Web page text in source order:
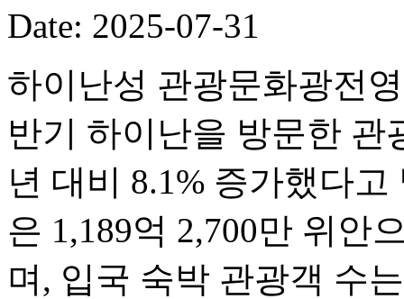
Date: 2025-07-31
하이난성 관광문화광전
반기 하이난을 방문한 관
년 대비 8.1% 증가했다
은 1,189억 2,700만 위안
며, 입국 숙박 관광객 수